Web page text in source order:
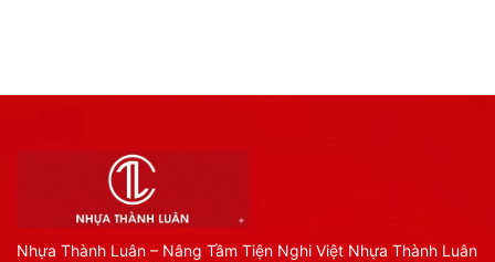
Nhựa Thành Luân – Nâng Tầm Tiện Nghi Việt Nhựa Thành Luân